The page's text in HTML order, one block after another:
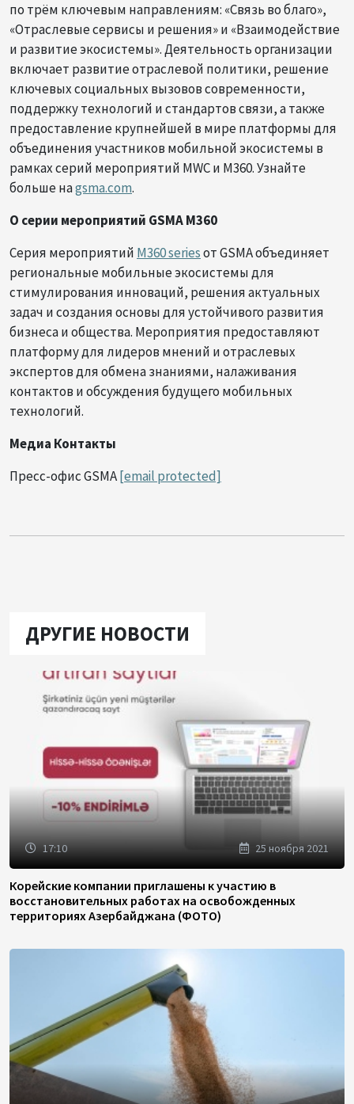
по трём ключевым направлениям: «Связь во благо»,
«Отраслевые сервисы и решения» и «Взаимодействие
и развитие экосистемы». Деятельность организации
включает развитие отраслевой политики, решение
ключевых социальных вызовов современности,
поддержку технологий и стандартов связи, а также
предоставление крупнейшей в мире платформы для
объединения участников мобильной экосистемы в
рамках серий мероприятий MWC и M360. Узнайте
больше наgsma.com.
О серии мероприятий GSMA M360
Серия мероприятий M360 seriesот GSMA объединяет
региональные мобильные экосистемы для
стимулирования инноваций, решения актуальных
задач и создания основы для устойчивого развития
бизнеса и общества. Мероприятия предоставляют
платформу для лидеров мнений и отраслевых
экспертов для обмена знаниями, налаживания
контактов и обсуждения будущего мобильных
технологий.
Медиа Контакты
Пресс-офис GSMA[email protected]
ДРУГИЕ НОВОСТИ
17:10 25 ноября 2021
Корейские компании приглашены к участию в
восстановительных работах на освобожденных
территориях Азербайджана (ФОТО)